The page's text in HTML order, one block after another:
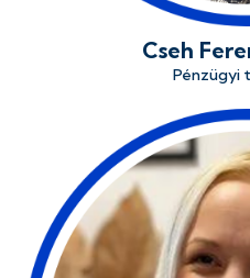
Cseh
Pénzügyi